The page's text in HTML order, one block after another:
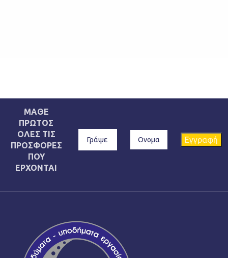
ΜΑΘΕ
ΠΡΩΤΟΣ
ΟΛΕΣ ΤΙΣ
ΠΡΟΣΦΟΡΕΣ
ΠΟΥ
ΕΡΧΟΝΤΑΙ